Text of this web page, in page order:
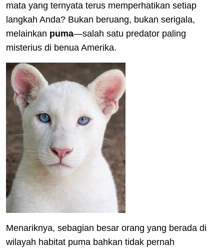
mata yang ternyata terus memperhatikan setiap
langkah Anda? Bukan beruang, bukan serigala,
melainkan puma—salah satu predator paling
misterius di benua Amerika.
Menariknya, sebagian besar orang yang berada di
wilayah habitat puma bahkan tidak pernah